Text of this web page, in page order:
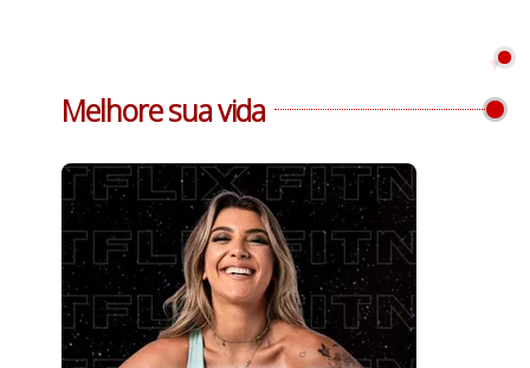
Melhore sua vida